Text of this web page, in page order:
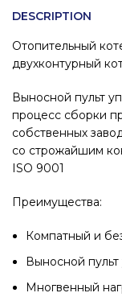
DESCRIPTION
Отопительный
двухконтурный
Выносной пульт
процесс сборки
собственных
со строжайшим
ISO 9001
Преимущества:
Компатный и
Выносной
Многвенный